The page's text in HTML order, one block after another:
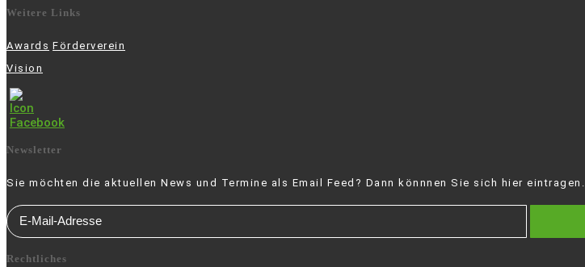
Weitere Links
Awards Förderverein
Vision
Newsletter
Sie möchten die aktuellen News und Termine als Email Feed? Dann könnnen Sie sich hier eintragen.
Rechtliches